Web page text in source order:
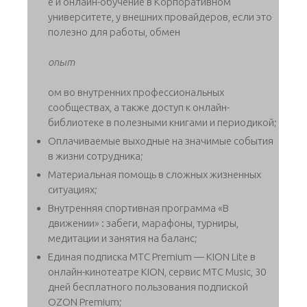
университете, у внешних провайдеров, если это
полезно для работы, обмен
опыт
ом во внутренних профессиональных
сообществах, а также доступ к онлайн-
библиотеке в полезными книгами и периодикой;
Оплачиваемые выходные на значимые события
в жизни сотрудника;
Материальная помощь в сложных жизненных
ситуациях;
Внутренняя спортивная программа «В
движении» : забеги, марафоны, турниры,
медитации и занятия на баланс;
Единая подписка МТС Premium — KION Lite в
онлайн-кинотеатре KION, сервис МТС Music, 30
дней бесплатного пользования подпиской
OZON Premium;